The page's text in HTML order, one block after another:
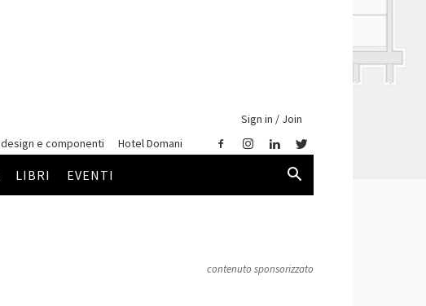
Sign in / Join
design e componenti Hotel Domani
LIBRI EVENTI
contenuto sponsorizzato